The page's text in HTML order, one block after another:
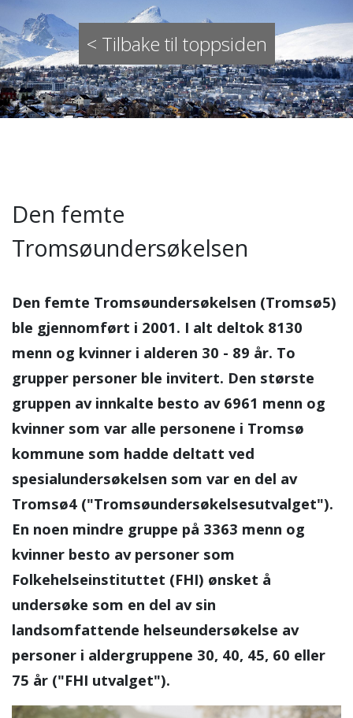
< Tilbake til toppsiden
Den femte
Tromsøundersøkelsen
Den femte Tromsøundersøkelsen (Tromsø5)
ble gjennomført i 2001. I alt deltok 8130
menn og kvinner i alderen 30 - 89 år. To
grupper personer ble invitert. Den største
gruppen av innkalte besto av 6961 menn og
kvinner som var alle personene i Tromsø
kommune som hadde deltatt ved
spesialundersøkelsen som var en del av
Tromsø4 ("Tromsøundersøkelsesutvalget").
En noen mindre gruppe på 3363 menn og
kvinner besto av personer som
Folkehelseinstituttet (FHI) ønsket å
undersøke som en del av sin
landsomfattende helseundersøkelse av
personer i aldergruppene 30, 40, 45, 60 eller
75 år ("FHI utvalget").